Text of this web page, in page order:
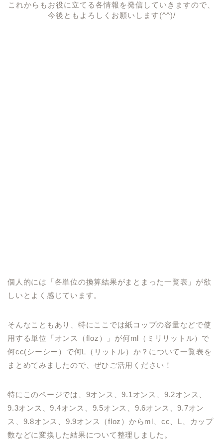
これからもお役に立てる各情報を発信していきますので、
今後ともよろしくお願いします(^^)/
個人的には「各単位の換算結果がまとまった一覧表」が欲
しいとよく感じています。
そんなこともあり、特にここでは紙コップの容量などで使
用する単位「オンス（floz）」が何ml（ミリリットル）で
何cc(シーシー）で何L（リットル）か？について一覧表を
まとめてみましたので、ぜひご活用ください！
特にこのページでは、9オンス、9.1オンス、9.2オンス、
9.3オンス、9.4オンス、9.5オンス、9.6オンス、9.7オン
ス、9.8オンス、9.9オンス（floz）からml、cc、L、カップ
数などに変換した結果について整理しました。